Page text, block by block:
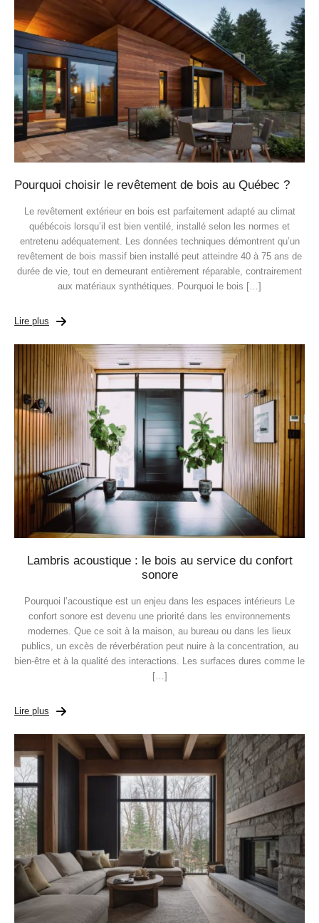
Pourquoi choisir le revêtement de bois au Québec ?
Le revêtement extérieur en bois est parfaitement adapté au climat
québécois lorsqu’il est bien ventilé, installé selon les normes et
entretenu adéquatement. Les données techniques démontrent qu’un
revêtement de bois massif bien installé peut atteindre 40 à 75 ans de
durée de vie, tout en demeurant entièrement réparable, contrairement
aux matériaux synthétiques. Pourquoi le bois […]
Lire plus
Lambris acoustique : le bois au service du confort
sonore
Pourquoi l’acoustique est un enjeu dans les espaces intérieurs Le
confort sonore est devenu une priorité dans les environnements
modernes. Que ce soit à la maison, au bureau ou dans les lieux
publics, un excès de réverbération peut nuire à la concentration, au
bien-être et à la qualité des interactions. Les surfaces dures comme le
[…]
Lire plus